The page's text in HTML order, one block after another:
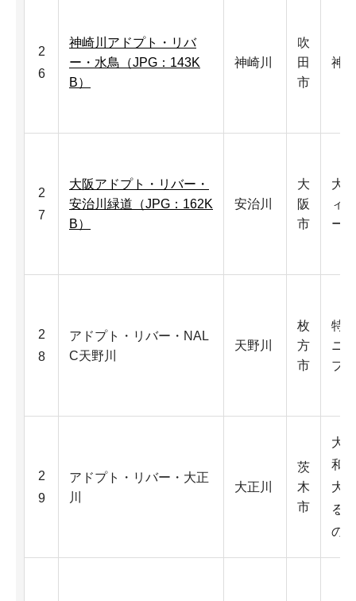
2
6
神崎川アドプト・リバ
ー・水鳥（JPG：143K
B）
神崎川
吹
田
市
神
2
7
大阪アドプト・リバー・
安治川緑道（JPG：162K
B）
安治川
大
阪
市
大
ィ
ー
2
8
アドプト・リバー・NAL
C天野川
天野川
枚
方
市
特
ニ
ブ
2
9
アドプト・リバー・大正
川
大正川
茨
木
市
大
和
大
る
の会